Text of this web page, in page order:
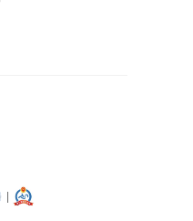
|